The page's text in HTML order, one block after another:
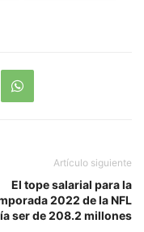
Artículo siguiente
El tope salarial para la
2022 de la NFL
ser de 208.2 millones